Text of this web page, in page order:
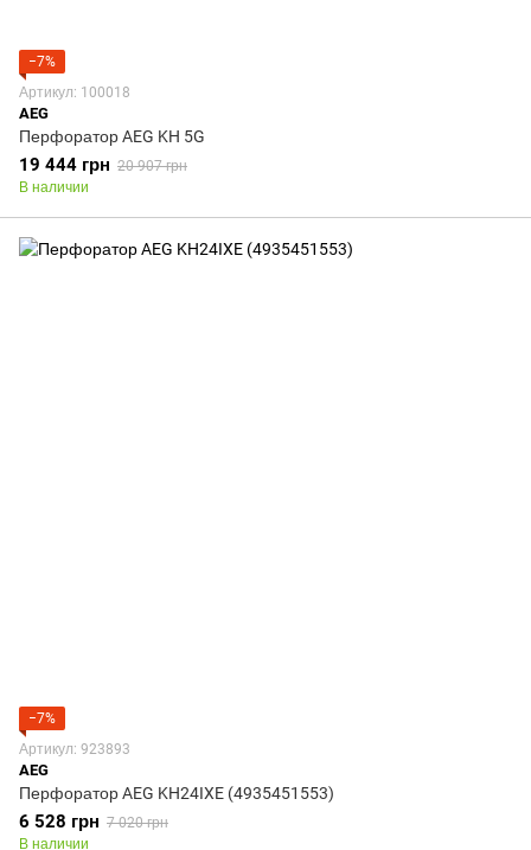
−7%
Артикул: 100018
AEG
Перфоратор AEG KH 5G
19 444 грн 20 907 грн
В наличии
−7%
Артикул: 923893
AEG
Перфоратор AEG KH24IXE (4935451553)
6 528 грн 7 020 грн
В наличии